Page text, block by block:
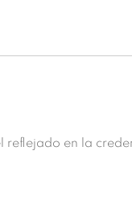
en la